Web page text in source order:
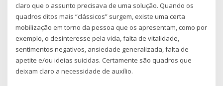
claro que o assunto precisava de uma solução. Quando os
quadros ditos mais “clássicos” surgem, existe uma certa
mobilização em torno da pessoa que os apresentam, como por
exemplo, o desinteresse pela vida, falta de vitalidade,
sentimentos negativos, ansiedade generalizada, falta de
apetite e/ou ideias suicidas. Certamente são quadros que
deixam claro a necessidade de auxílio.